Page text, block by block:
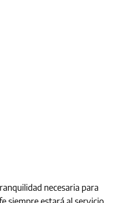
necesaria para
siempre estará al servicio